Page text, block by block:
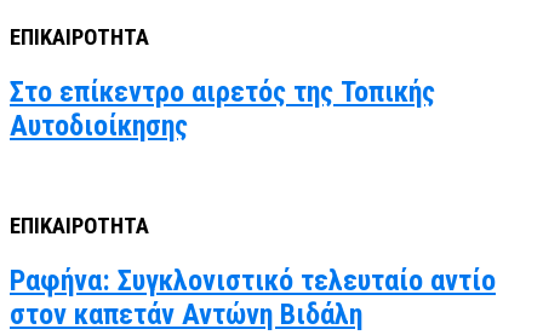
ΕΠΙΚΑΙΡΟΤΗΤΑ
Στο επίκεντρο αιρετός της Τοπικής
Αυτοδιοίκησης
ΕΠΙΚΑΙΡΟΤΗΤΑ
Ραφήνα: Συγκλονιστικό τελευταίο αντίο
στον καπετάν Αντώνη Βιδάλη